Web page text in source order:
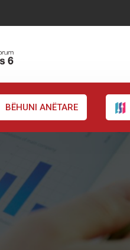
BËHUNI ANËTARE